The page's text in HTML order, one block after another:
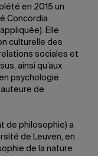
en 2015 un
Concordia
​Elle
culturelle des
sociales et
ainsi qu’aux
psychologie
de
de philosophie) a
de Leuven, en
de la nature